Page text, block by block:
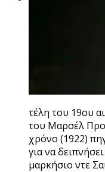
τέλη του 19ου
του Μαρσέλ
χρόνο (1922)
για να
μαρκήσιο ντε